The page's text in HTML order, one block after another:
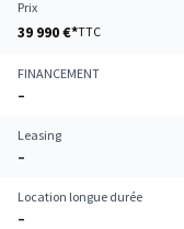
Prix
39 990 €*TTC
FINANCEMENT
–
Leasing
–
Location longue durée
–